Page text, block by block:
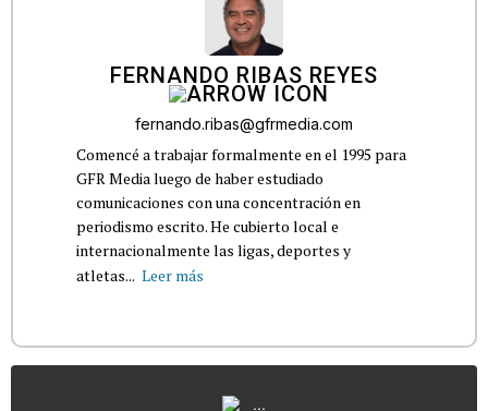
FERNANDO RIBAS REYES
fernando.ribas@gfrmedia.com
Comencé a trabajar formalmente en el 1995 para
GFR Media luego de haber estudiado
comunicaciones con una concentración en
periodismo escrito. He cubierto local e
internacionalmente las ligas, deportes y
atletas... Leer más
...